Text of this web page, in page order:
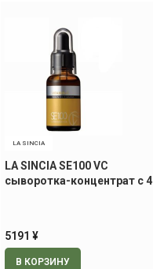
LA SINCIA
LA SINCIA SE100 VC
сыворотка-концентрат с 4
5191 ¥
В КОРЗИНУ